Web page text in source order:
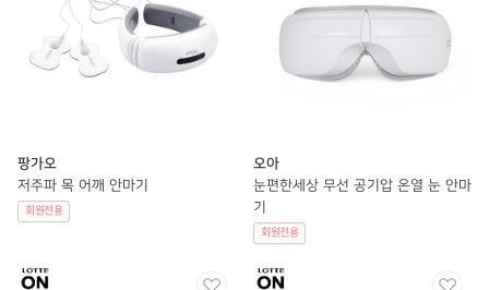
팡가오
저주파 목 어깨 안마기
회원전용
오아
눈편한세상 무선 공기압 온열 눈 안마
기
회원전용